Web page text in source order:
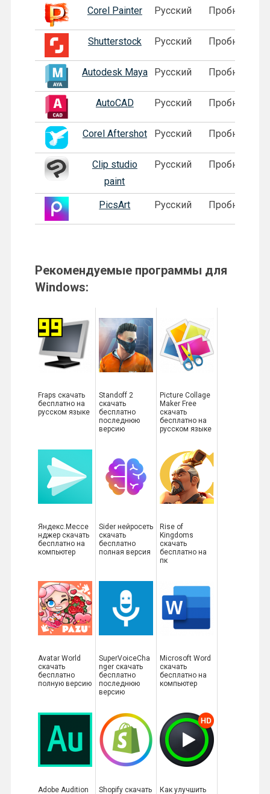
Corel Painter Русский Пробная
Shutterstock Русский Пробная
Autodesk Maya Русский Пробная
AutoCAD Русский Пробная
Corel Aftershot Русский Пробная
Clip studio
paint
Русский Пробная
PicsArt Русский Пробная
Рекомендуемые программы для
Windows:
Fraps скачать
бесплатно на
русском языке
Standoff 2
скачать
бесплатно
последнюю
версию
Picture Collage
Maker Free
скачать
бесплатно на
русском языке
Яндекс.Мессе
нджер скачать
бесплатно на
компьютер
Sider нейросеть
скачать
бесплатно
полная версия
Rise of
Kingdoms
скачать
бесплатно на
пк
Avatar World
скачать
бесплатно
полную версию
SuperVoiceCha
nger скачать
бесплатно
последнюю
версию
Microsoft Word
скачать
бесплатно на
компьютер
Adobe Audition
Shopify скачать
Как улучшить